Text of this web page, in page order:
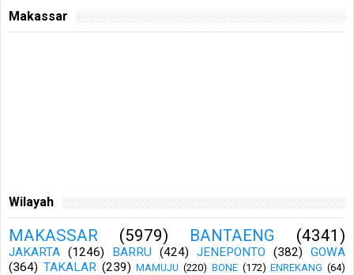
Makassar
Wilayah
MAKASSAR (5979) BANTAENG (4341)
JAKARTA (1246) BARRU (424) JENEPONTO (382)
GOWA
(364) TAKALAR (239) MAMUJU (220) BONE (172) ENREKANG (64)